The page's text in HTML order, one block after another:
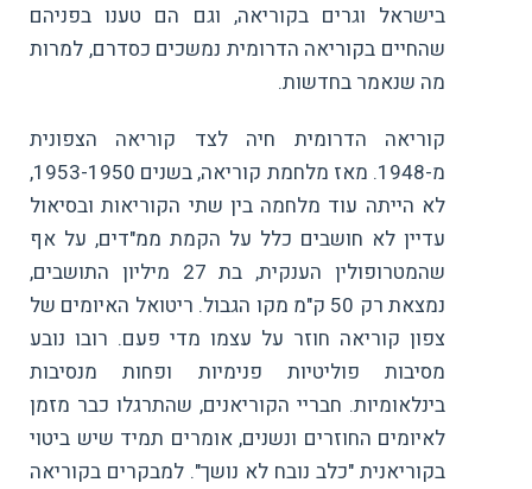
בישראל וגרים בקוריאה, וגם הם טענו בפניהם
שהחיים בקוריאה הדרומית נמשכים כסדרם, למרות
מה שנאמר בחדשות.
קוריאה הדרומית חיה לצד קוריאה הצפונית
מ-1948. מאז מלחמת קוריאה, בשנים 1953-1950,
לא הייתה עוד מלחמה בין שתי הקוריאות ובסיאול
עדיין לא חושבים כלל על הקמת ממ"דים, על אף
שהמטרופולין הענקית, בת 27 מיליון התושבים,
נמצאת רק 50 ק"מ מקו הגבול. ריטואל האיומים של
צפון קוריאה חוזר על עצמו מדי פעם. רובו נובע
מסיבות פוליטיות פנימיות ופחות מנסיבות
בינלאומיות. חבריי הקוריאנים, שהתרגלו כבר מזמן
לאיומים החוזרים ונשנים, אומרים תמיד שיש ביטוי
בקוריאנית "כלב נובח לא נושך". למבקרים בקוריאה